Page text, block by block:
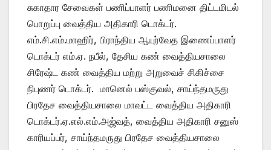
சுகாதார சேவைகள் பணிப்பாளர் பணிமனை திட்டமிடல்
பொறுப்பு வைத்திய அதிகாரி டொக்டர்.
எம்.சி.எம்.மாஹிர், பிராந்திய ஆயுர்வேத இணைப்பாளர்
டொக்டர் எம்.ஏ. நபீல், தேசிய கண் வைத்தியசாலை
சிரேஷ்ட கண் வைத்திய மற்று அறுவைச் சிகிச்சை
நிபுணர் டொக்டர். மானெல் பஸ்குவல், சாய்ந்தமருது
பிரதேச வைத்தியசாலை மாவட்ட வைத்திய அதிகாரி
டொக்டர்.ஏ.எல்.எம்.அஜ்வத், வைத்திய அதிகாரி சனுஸ்
காரியப்பர், சாய்ந்தமருது பிரதேச வைத்தியசாலை